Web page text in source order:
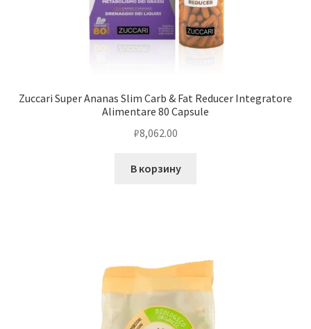
Zuccari Super Ananas Slim Carb & Fat Reducer Integratore
Alimentare 80 Capsule
₽8,062.00
В корзину